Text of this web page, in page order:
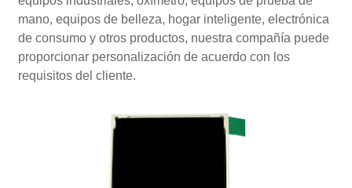
mano, equipos de belleza, hogar inteligente, electrónica
de consumo y otros productos, nuestra compañía puede
proporcionar personalización de acuerdo con los
requisitos del cliente.